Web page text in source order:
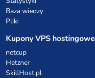
Baza wiedzy
Pliki
Kupony VPS hostingowe
netcup
Hetzner
SkillHost.pl